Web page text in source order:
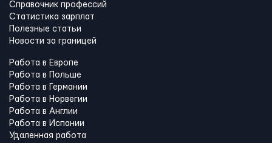
Справочник профессий
Статистика зарплат
Полезные статьи
Новости за границей
Работа в Европе
Работа в Польше
Работа в Германии
Работа в Норвегии
Работа в Англии
Работа в Испании
Удаленная работа